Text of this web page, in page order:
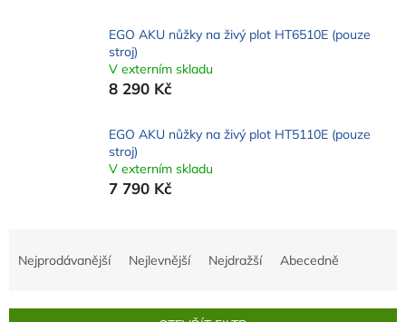
EGO AKU nůžky na živý plot HT6510E (pouze
stroj)
V externím skladu
8 290 Kč
EGO AKU nůžky na živý plot HT5110E (pouze
stroj)
V externím skladu
7 790 Kč
Nejprodávanější Nejlevnější Nejdražší Abecedně